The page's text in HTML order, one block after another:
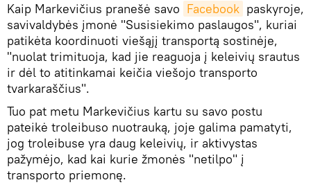
Kaip Markevičius pranešė savo Facebook paskyroje,
savivaldybės įmonė "Susisiekimo paslaugos", kuriai
patikėta koordinuoti viešąjį transportą sostinėje,
"nuolat trimituoja, kad jie reaguoja į keleivių srautus
ir dėl to atitinkamai keičia viešojo transporto
tvarkaraščius".
Tuo pat metu Markevičius kartu su savo postu
pateikė troleibuso nuotrauką, joje galima pamatyti,
jog troleibuse yra daug keleivių, ir aktivystas
pažymėjo, kad kai kurie žmonės "netilpo" į
transporto priemonę.